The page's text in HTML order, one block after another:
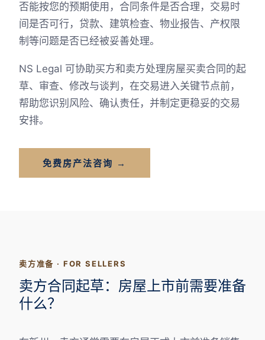
否能按您的预期使用，合同条件是否合理，交易时
间是否可行，贷款、建筑检查、物业报告、产权限
制等问题是否已经被妥善处理。
NS Legal 可协助买方和卖方处理房屋买卖合同的起
草、审查、修改与谈判，在交易进入关键节点前，
帮助您识别风险、确认责任，并制定更稳妥的交易
安排。
免费房产法咨询 →
卖方准备 · FOR SELLERS
卖方合同起草：房屋上市前需要准备
什么？